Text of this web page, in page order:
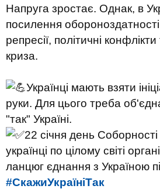
Напруга зростає. Однак, в
посилення
репресії, політичні
криза.
Українці мають взяти
руки. Для цього треба
"так" Україні.
22 січня день
українці по цілому світі
ланцюг єднання з Україною
#СкажиУкраїніТак